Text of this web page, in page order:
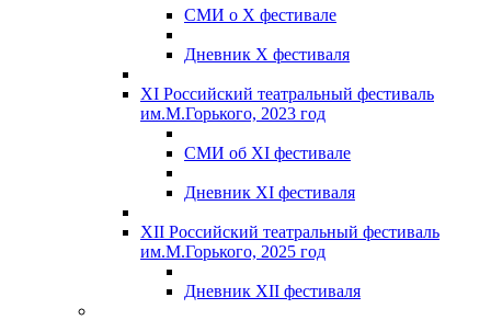
СМИ о X фестивале
Дневник X фестиваля
XI Российский театральный фестиваль
им.М.Горького, 2023 год
СМИ об XI фестивале
Дневник XI фестиваля
XII Российский театральный фестиваль
им.М.Горького, 2025 год
Дневник XII фестиваля